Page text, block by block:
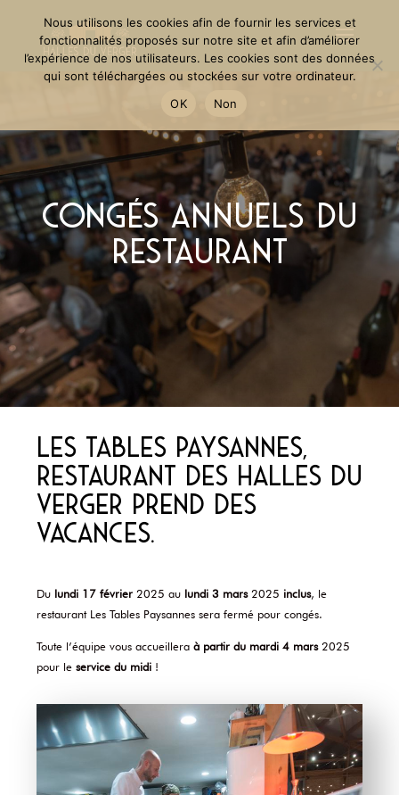
Congés annuels du
restaurant
Les Tables Paysannes,
restaurant des Halles du
Verger prend des
vacances.
Du lundi 17 février2025 au lundi 3 mars2025 inclus, le
restaurant Les Tables Paysannes sera fermé pour congés.
Toute l’équipe vous accueilleraà partir du mardi 4 mars2025
pour le service du midi!
Nous utilisons les cookies afin de fournir les services et
fonctionnalités proposés sur notre site et afin d’améliorer
l’expérience de nos utilisateurs. Les cookies sont des données
qui sont téléchargées ou stockées sur votre ordinateur.
OK
Non